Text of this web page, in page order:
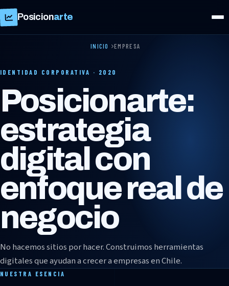
Posicionarte
INICIO EMPRESA
IDENTIDAD CORPORATIVA · 2020
Posicionarte:
estrategia
digital con
enfoque real de
negocio
No hacemos sitios por hacer. Construimos herramientas
digitales que ayudan a crecer a empresas en Chile.
NUESTRA ESENCIA